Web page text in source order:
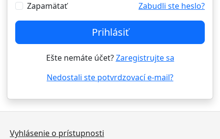
Zapamätať Zabudli ste heslo?
Prihlásiť
Ešte nemáte účet?Zaregistrujte sa
Nedostali ste potvrdzovací e-mail?
Vyhlásenie o prístupnosti